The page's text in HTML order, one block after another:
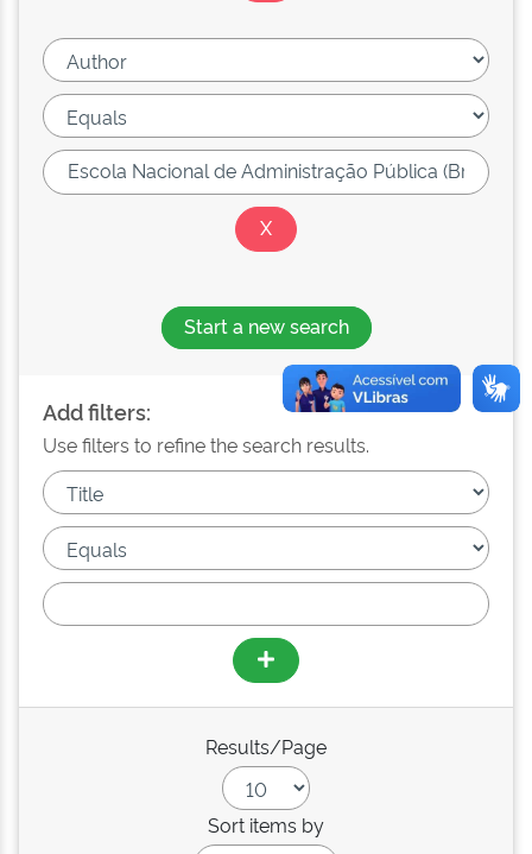
Start a new search
Add filters:
Use filters to refine the search results.
Results/Page
Sort items by